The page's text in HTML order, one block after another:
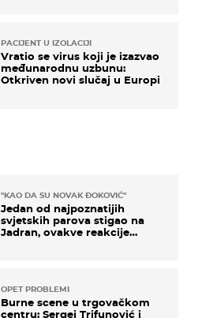
PACIJENT U IZOLACIJI
Vratio se virus koji je izazvao
međunarodnu uzbunu:
Otkriven novi slučaj u Europi
"KAO DA SU NOVAK ĐOKOVIĆ"
Jedan od najpoznatijih
svjetskih parova stigao na
Jadran, ovakve reakcije
OPET PROBLEMI
Burne scene u trgovačkom
centru: Sergej Trifunović i